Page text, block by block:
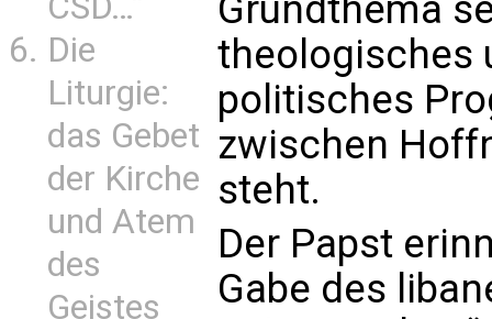
Die
Liturgie:
das Gebet
der Kirche
und Atem
des
Geistes
theologisches
politisches
zwischen
steht.
Der Papst
Gabe des